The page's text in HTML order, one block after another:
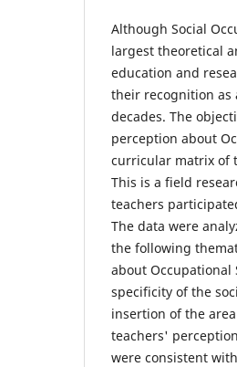
Although Social
largest theoretical
education and
their recognition as
decades. The
perception about
curricular matrix of
This is a field
teachers
The data were
the following
about Occupational
specificity of the
insertion of the
teachers'
were consistent